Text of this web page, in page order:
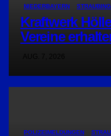
NIEDERBAYERN STRAUBING
Kraftwerk
Vereine
POLIZEIMELDUNGEN